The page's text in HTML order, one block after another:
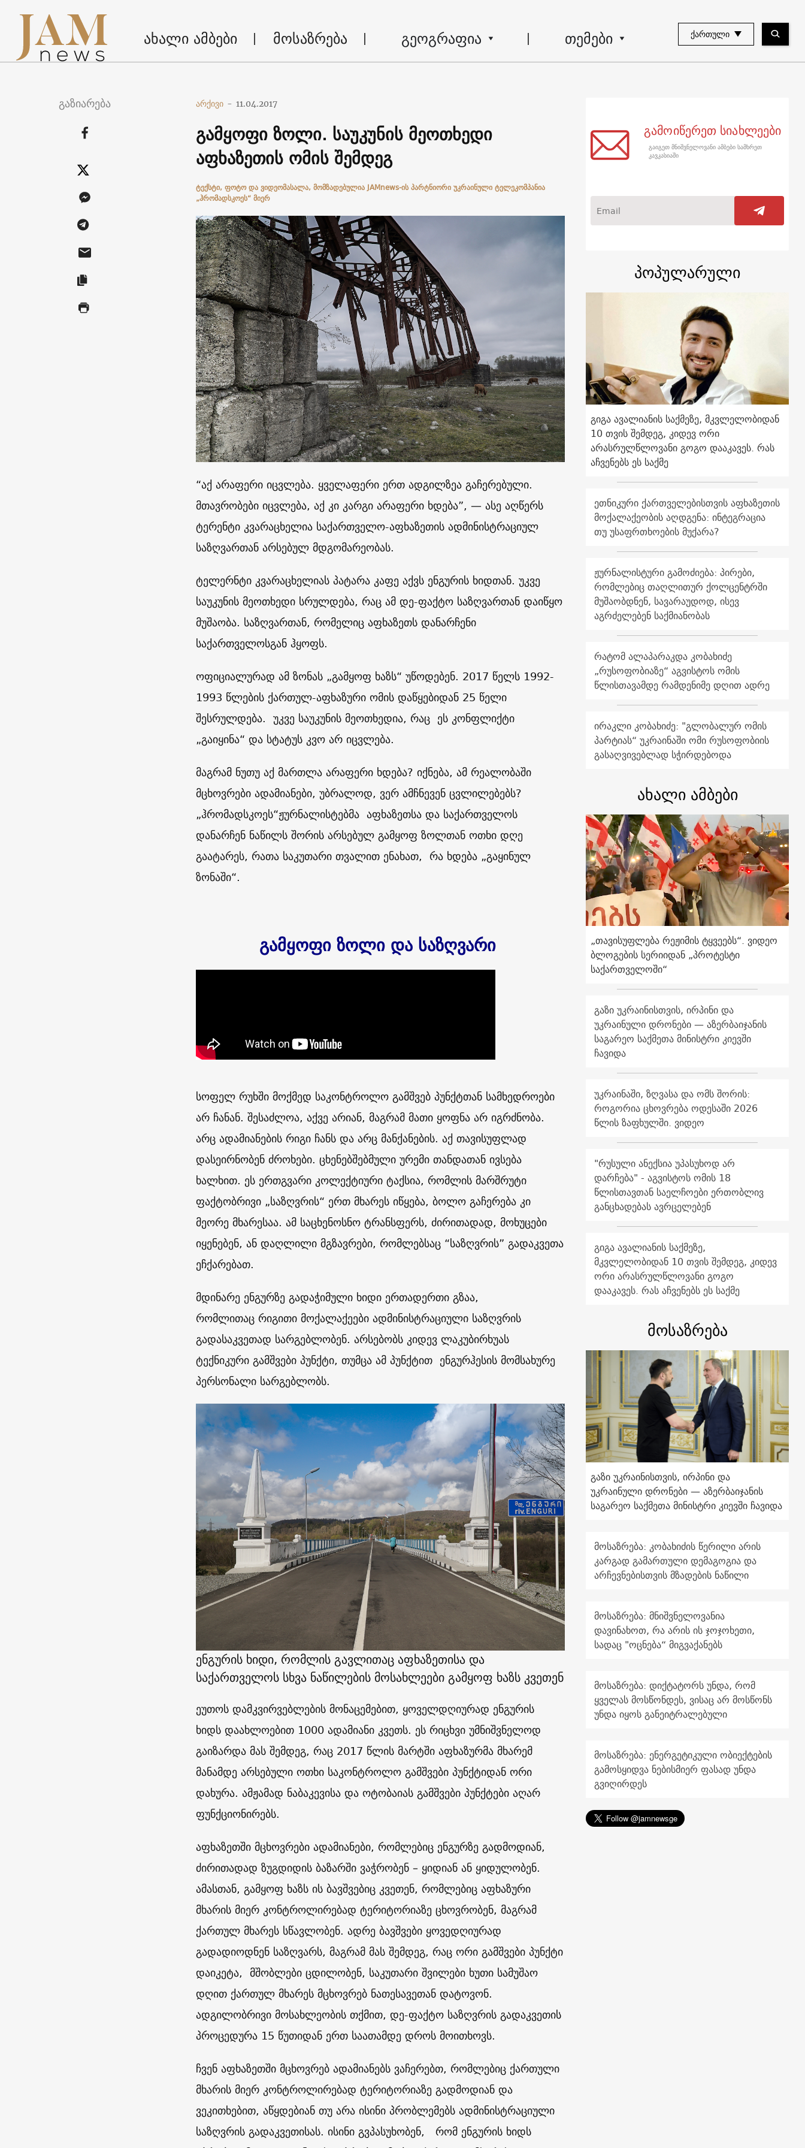
ახალი ამბები მოსაზრება გეოგრაფია თემები ᲥᲐᲠᲗᲣᲚᲘ
გაზიარება არქივი - 11.04.2017
გამყოფი ზოლი. საუკუნის მეოთხედი
აფხაზეთის ომის შემდეგ
ტექსტი, ფოტო და ვიდეომასალა, მომზადებულია JAMnews-ის პარტნიორი უკრაინული ტელეკომპანია
„ჰრომადსკოეს“ მიერ
“აქ არაფერი იცვლება. ყველაფერი ერთ ადგილზეა გაჩერებული.
მთავრობები იცვლება, აქ კი კარგი არაფერი ხდება”, — ასე აღწერს
ტერენტი კვარაცხელია საქართველო-აფხაზეთის ადმინისტრაციულ
საზღვართან არსებულ მდგომარეობას.
ტელერნტი კვარაცხელიას პატარა კაფე აქვს ენგურის ხიდთან. უკვე
საუკუნის მეოთხედი სრულდება, რაც ამ დე-ფაქტო საზღვართან დაიწყო
მუშაობა. საზღვართან, რომელიც აფხაზეთს დანარჩენი
საქართველოსგან ჰყოფს.
ოფიციალურად ამ ზონას „გამყოფ ხაზს“ უწოდებენ. 2017 წელს 1992-
1993 წლების ქართულ-აფხაზური ომის დაწყებიდან 25 წელი
შესრულდება. უკვე საუკუნის მეოთხედია, რაც ეს კონფლიქტი
„გაიყინა“ და სტატუს კვო არ იცვლება.
მაგრამ ნუთუ აქ მართლა არაფერი ხდება? იქნება, ამ რეალობაში
მცხოვრები ადამიანები, უბრალოდ, ვერ ამჩნევენ ცვლილებებს?
„ჰრომადსკოეს“ჟურნალისტებმა აფხაზეთსა და საქართველოს
დანარჩენ ნაწილს შორის არსებულ გამყოფ ზოლთან ოთხი დღე
გაატარეს, რათა საკუთარი თვალით ენახათ, რა ხდება „გაყინულ
ზონაში“.
გამყოფი ზოლი და საზღვარი
სოფელ რუხში მოქმედ საკონტროლო გამშვებ პუნქტთან სამხედროები
არ ჩანან. შესაძლოა, აქვე არიან, მაგრამ მათი ყოფნა არ იგრძნობა.
არც ადამიანების რიგი ჩანს და არც მანქანების. აქ თავისუფლად
დასეირნობენ ძროხები. ცხენებშებმული ურემი თანდათან ივსება
ხალხით. ეს ერთგვარი კოლექტიური ტაქსია, რომლის მარშრუტი
ფაქტობრივი „საზღვრის“ ერთ მხარეს იწყება, ბოლო გაჩერება კი
მეორე მხარესაა. ამ საცხენოსნო ტრანსფერს, ძირითადად, მოხუცები
იყენებენ, ან დაღლილი მგზავრები, რომლებსაც “საზღვრის” გადაკვეთა
ეჩქარებათ.
მდინარე ენგურზე გადაჭიმული ხიდი ერთადერთი გზაა,
რომლითაც რიგითი მოქალაქეები ადმინისტრაციული საზღვრის
გადასაკვეთად სარგებლობენ. არსებობს კიდევ ლაკუბირხუას
ტექნიკური გამშვები პუნქტი, თუმცა ამ პუნქტით ენგურჰესის მომსახურე
პერსონალი სარგებლობს.
ენგურის ხიდი, რომლის გავლითაც აფხაზეთისა და
საქართველოს სხვა ნაწილების მოსახლეები გამყოფ ხაზს კვეთენ
ეუთოს დამკვირვებლების მონაცემებით, ყოველდღიურად ენგურის
ხიდს დაახლოებით 1000 ადამიანი კვეთს. ეს რიცხვი უმნიშვნელოდ
გაიზარდა მას შემდეგ, რაც 2017 წლის მარტში აფხაზურმა მხარემ
მანამდე არსებული ოთხი საკონტროლო გამშვები პუნქტიდან ორი
დახურა. ამჟამად ნაბაკევისა და ოტობაიას გამშვები პუნქტები აღარ
ფუნქციონირებს.
აფხაზეთში მცხოვრები ადამიანები, რომლებიც ენგურზე გადმოდიან,
ძირითადად ზუგდიდის ბაზარში ვაჭრობენ – ყიდიან ან ყიდულობენ.
ამასთან, გამყოფ ხაზს ის ბავშვებიც კვეთენ, რომლებიც აფხაზური
მხარის მიერ კონტროლირებად ტერიტორიაზე ცხოვრობენ, მაგრამ
ქართულ მხარეს სწავლობენ. ადრე ბავშვები ყოვედღიურად
გადადიოდნენ საზღვარს, მაგრამ მას შემდეგ, რაც ორი გამშვები პუნქტი
დაიკეტა, მშობლები ცდილობენ, საკუთარი შვილები ხუთი სამუშაო
დღით ქართულ მხარეს მცხოვრებ ნათესავეთან დატოვონ.
ადგილობრივი მოსახლეობის თქმით, დე-ფაქტო საზღვრის გადაკვეთის
პროცედურა 15 წუთიდან ერთ საათამდე დროს მოითხოვს.
ჩვენ აფხაზეთში მცხოვრებ ადამიანებს ვაჩერებთ, რომლებიც ქართული
მხარის მიერ კონტროლირებად ტერიტორიაზე გადმოდიან და
ვეკითხებით, აწყდებიან თუ არა ისინი პრობლემებს ადმინისტრაციული
საზღვრის გადაკვეთისას. ისინი გვპასუხობენ, რომ ენგურის ხიდს
გამოიწერეთ სიახლეები
გაიგეთ მნიშვნელოვანი ამბები სამხრეთ
კავკასიაში
პოპულარული
გიგა ავალიანის საქმეზე, მკვლელობიდან
10 თვის შემდეგ, კიდევ ორი
არასრულწლოვანი გოგო დააკავეს. რას
აჩვენებს ეს საქმე
ეთნიკური ქართველებისთვის აფხაზეთის
მოქალაქეობის აღდგენა: ინტეგრაცია
თუ უსაფრთხოების მუქარა?
ჟურნალისტური გამოძიება: პირები,
რომლებიც თაღლითურ ქოლცენტრში
მუშაობდნენ, სავარაუდოდ, ისევ
აგრძელებენ საქმიანობას
რატომ ალაპარაკდა კობახიძე
„რუსოფობიაზე“ აგვისტოს ომის
წლისთავამდე რამდენიმე დღით ადრე
ირაკლი კობახიძე: "გლობალურ ომის
პარტიას“ უკრაინაში ომი რუსოფობიის
გასაღვივებლად სჭირდებოდა
ახალი ამბები
„თავისუფლება რეჟიმის ტყვეებს“. ვიდეო
ბლოგების სერიიდან „პროტესტი
საქართველოში“
გაზი უკრაინისთვის, ირპინი და
უკრაინული დრონები — აზერბაიჯანის
საგარეო საქმეთა მინისტრი კიევში
ჩავიდა
უკრაინაში, ზღვასა და ომს შორის:
როგორია ცხოვრება ოდესაში 2026
წლის ზაფხულში. ვიდეო
"რუსული ანექსია უპასუხოდ არ
დარჩება" - აგვისტოს ომის 18
წლისთავთან საელჩოები ერთობლივ
განცხადებას ავრცელებენ
გიგა ავალიანის საქმეზე,
მკვლელობიდან 10 თვის შემდეგ, კიდევ
ორი არასრულწლოვანი გოგო
დააკავეს. რას აჩვენებს ეს საქმე
მოსაზრება
გაზი უკრაინისთვის, ირპინი და
უკრაინული დრონები — აზერბაიჯანის
საგარეო საქმეთა მინისტრი კიევში ჩავიდა
მოსაზრება: კობახიძის წერილი არის
კარგად გამართული დემაგოგია და
არჩევნებისთვის მზადების ნაწილი
მოსაზრება: მნიშვნელოვანია
დავინახოთ, რა არის ის ჯოჯოხეთი,
სადაც "ოცნება“ მიგვაქანებს
მოსაზრება: დიქტატორს უნდა, რომ
ყველას მოსწონდეს, ვისაც არ მოსწონს
უნდა იყოს განეიტრალებული
მოსაზრება: ენერგეტიკული ობიექტების
გამოსყიდვა ნებისმიერ ფასად უნდა
გვიღირდეს